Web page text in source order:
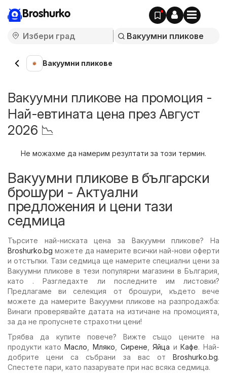
Broshurko
Вакуумни пликове
Вакуумни пликове на промоция -
Най-евтината цена през Август
2026 📉
Не можахме да намерим резултати за този термин.
Вакуумни пликове в български
брошури - Актуални
предложения и цени тази
седмица
Търсите най-ниската цена за Вакуумни пликове? На
Broshurko.bg можете да намерите всички най-нови оферти
и отстъпки. Тази седмица ще намерите специални цени за
Вакуумни пликове в тези популярни магазини в България,
като . Разгледахте ли последните им листовки?
Предлагаме ви селекция от брошури, където вече
можете да намерите Вакуумни пликове на разпродажба:
Винаги проверявайте датата на изтичане на промоцията,
за да не пропуснете страхотни цени!
Трябва да купите повече? Вижте също цените на
продукти катоМасло Мляко Сирене ,Яйца иКафе. Най-
добрите цени са събрани за вас от Broshurko.bg.
Спестете пари, като пазарувате при нас всяка седмица.